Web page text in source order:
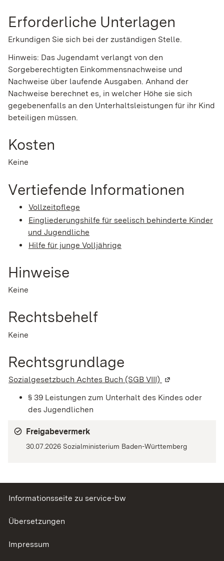
Erforderliche Unterlagen
Erkundigen Sie sich bei der zuständigen Stelle.
Hinweis: Das Jugendamt verlangt von den
Sorgeberechtigten Einkommensnachweise und
Nachweise über laufende Ausgaben. Anhand der
Nachweise berechnet es, in welcher Höhe sie sich
gegebenenfalls an den Unterhaltsleistungen für ihr Kind
beteiligen müssen.
Kosten
Keine
Vertiefende Informationen
Vollzeitpflege
Eingliederungshilfe für seelisch behinderte Kinder
und Jugendliche
Hilfe für junge Volljährige
Hinweise
Keine
Rechtsbehelf
Keine
Rechtsgrundlage
Sozialgesetzbuch Achtes Buch (SGB VIII) (Wird in einem
§ 39 Leistungen zum Unterhalt des Kindes oder
des Jugendlichen
Freigabevermerk
30.07.2026 Sozialministerium Baden-Württemberg
Informationsseite zu service-bw
Übersetzungen
Impressum